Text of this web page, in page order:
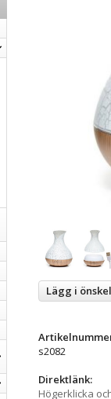
Lägg i
s2082
Direktlänk:
Högerklicka